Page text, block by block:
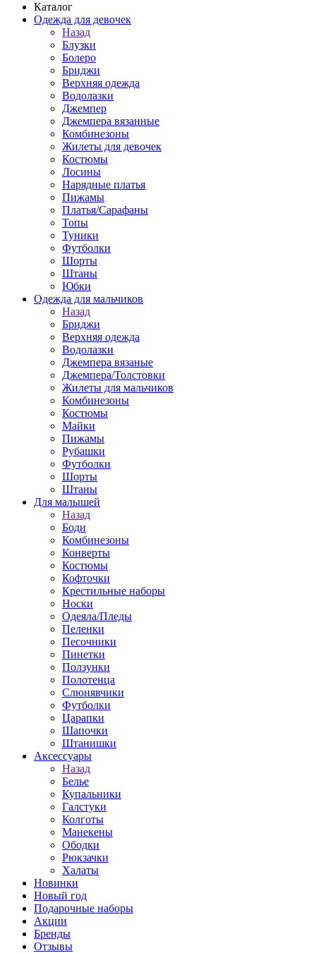
Каталог
Одежда для девочек
Назад
Блузки
Болеро
Бриджи
Верхняя одежда
Водолазки
Джемпер
Джемпера вязанные
Комбинезоны
Жилеты для девочек
Костюмы
Лосины
Нарядные платья
Пижамы
Платья/Сарафаны
Топы
Туники
Футболки
Шорты
Штаны
Юбки
Одежда для мальчиков
Назад
Бриджи
Верхняя одежда
Водолазки
Джемпера вязаные
Джемпера/Толстовки
Жилеты для мальчиков
Комбинезоны
Костюмы
Майки
Пижамы
Рубашки
Футболки
Шорты
Штаны
Для малышей
Назад
Боди
Комбинезоны
Конверты
Костюмы
Кофточки
Крестильные наборы
Носки
Одеяла/Пледы
Пеленки
Песочники
Пинетки
Ползунки
Полотенца
Слюнявчики
Футболки
Царапки
Шапочки
Штанишки
Аксессуары
Назад
Белье
Купальники
Галстуки
Колготы
Манекены
Ободки
Рюкзачки
Халаты
Новинки
Новый год
Подарочные наборы
Акции
Бренды
Отзывы